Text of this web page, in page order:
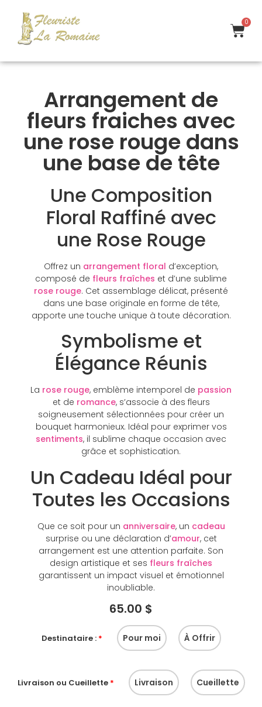
0
Arrangement de
fleurs fraiches avec
une rose rouge dans
une base de tête
Une Composition
Floral Raffiné avec
une Rose Rouge
Offrez un arrangement floral d’exception,
composé de fleurs fraîches et d’une sublime
rose rouge. Cet assemblage délicat, présenté
dans une base originale en forme de tête,
apporte une touche unique à toute décoration.
Symbolisme et
Élégance Réunis
La rose rouge, emblème intemporel de passion
et de romance, s’associe à des fleurs
soigneusement sélectionnées pour créer un
bouquet harmonieux. Idéal pour exprimer vos
sentiments, il sublime chaque occasion avec
grâce et sophistication.
Un Cadeau Idéal pour
Toutes les Occasions
Que ce soit pour un anniversaire, un cadeau
surprise ou une déclaration d’amour, cet
arrangement est une attention parfaite. Son
design artistique et ses fleurs fraîches
garantissent un impact visuel et émotionnel
inoubliable.
65.00 $
Destinataire :* Pour moi À Offrir
Livraison ou Cueillette* Livraison Cueillette